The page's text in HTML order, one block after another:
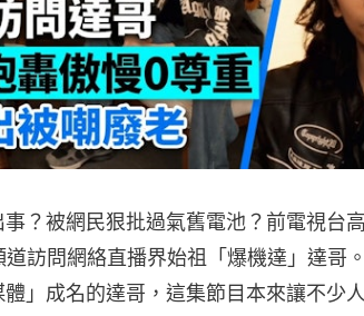
事？被網民狠批過氣舊電池？前電視台
訪問網絡直播界始祖「爆機達」達哥
」成名的達哥，這集節目本來讓不少